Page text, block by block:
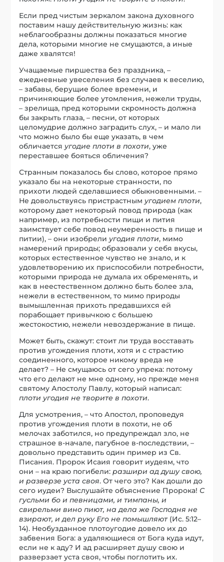
Если пред чистым зеркалом закона духовного
поставим нашу действительную жизнь: как
неблагообразны должны показаться многие
дела, которыми многие не смущаются, а иные
даже хвалятся!
Учащаемые пиршества без праздника, –
ежедневные увеселения без случаев к веселию,
– забавы, берущие более времени, и
причиняющие более утомления, нежели труды,
– зрелища, пред которыми скромность должна
бы закрыть глаза, – песни, от которых
целомудрие должно заградить слух, – и мало ли
что можно было бы еще указать, в чем
обличается угодие плоти в похоти, уже
переставшее бояться обличения?
Странным показалось бы слово, которое прямо
указало бы на некоторые странности, по
прихоти людей сделавшиеся обыкновенными. –
Не довольствуясь пристрастным угодием плоти,
которому дает некоторый повод природа (как
например, из потребности пищи и пития
заимствует себе повод неумеренность в пище и
питии), – они изобрели угодия плоти, мимо
намерений природы; образовали у себя вкусы,
которых естественное чувство не знало, и к
удовлетворению их приспособили потребности,
которыми природа не думала их обременять, и
как в неестественном должно быть более зла,
нежели в естественном, то мимо природы
вымышленная прихоть предавшихся ей
порабощает привычкою с большею
жестокостию, нежели невоздержание в пище.
Может быть, скажут: стоит ли труда восставать
против угождения плоти, хотя и с страстию
соединенного, которое никому вреда не
делает? – Не смущаюсь от сего упрека: потому
что его делают не мне одному, но прежде меня
святому Апостолу Павлу, который написал:
плоти угодия не творите в похоти.
Для усмотрения, – что Апостол, проповедуя
против угождения плоти в похоти, не об
мелочах заботился, но предупреждал зло, не
страшное в-начале, пагубное в-последствии, –
довольно представить один пример из Св.
Писания. Пророк Исаия говорит иудеям, что
они – на краю погибели:разшири ад душу свою,
и разверзе уста своя. От чего это? Как дошли до
сего иудеи? Выслушайте объяснение Пророка! С
гусльми бо и певницами, и тимпаны, и
свирельми вино пиют, на дела же Господня не
взирают, и дел руку Его не помышляют(Ис. 5:12–
14). Необузданное плотоугодие довело их до
забвения Бога: а удаляющиеся от Бога куда идут,
если не к аду? И ад расширяет душу свою и
разверзает уста своя, чтобы поглотить их.